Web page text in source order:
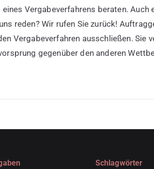
Ausschreibungsverfahren
Vergabeverfahrens beraten.
reden? Wir rufen Sie zurück!
Vergabeverfahren ausschließen. Sie
gegenüber den anderen
Schlagwörter